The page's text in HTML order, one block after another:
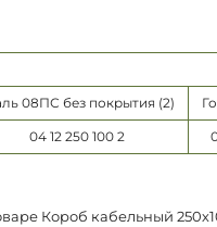
08ПС без покрытия (2)
04 12 250 100 2
Короб кабельный